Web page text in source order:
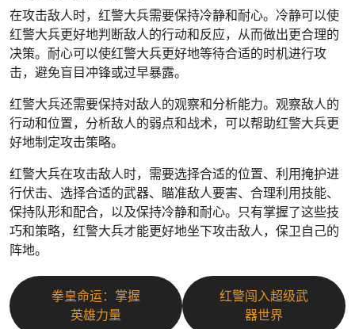
在攻击敌人时，红警大兵需要保持冷静和耐心。冷静可以使
红警大兵更好地判断敌人的行动和反应，从而做出更合理的
决策。耐心可以使红警大兵更好地等待合适的时机进行攻
击，避免盲目冲锋或过早暴露。
红警大兵还需要保持对敌人的观察和分析能力。观察敌人的
行动和位置，分析敌人的弱点和战术，可以帮助红警大兵更
好地制定攻击策略。
红警大兵在攻击敌人时，需要选择合适的位置、利用掩护进
行伏击、选择合适的武器、瞄准敌人要害、合理利用技能、
保持队形和配合，以及保持冷静和耐心。只有掌握了这些技
巧和策略，红警大兵才能更好地坐下攻击敌人，保卫自己的
阵地。
拳皇命运：掌握
英雄力量
红警闯入超级武
器世界